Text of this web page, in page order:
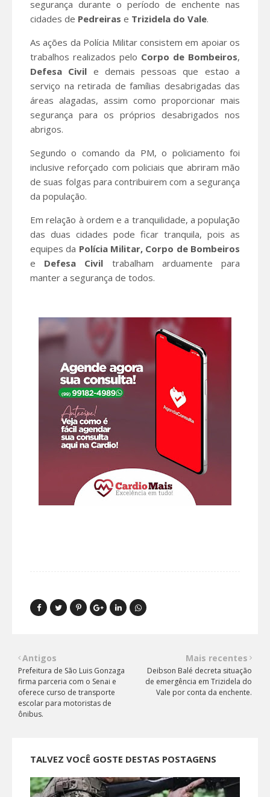
segurança durante o período de enchente nas
cidades de Pedreiras e Trizidela do Vale.
As ações da Polícia Militar consistem em apoiar os
trabalhos realizados pelo Corpo de Bombeiros,
Defesa Civil e demais pessoas que estao a
serviço na retirada de famílias desabrigadas das
áreas alagadas, assim como proporcionar mais
segurança para os próprios desabrigados nos
abrigos.
Segundo o comando da PM, o policiamento foi
inclusive reforçado com policiais que abriram mão
de suas folgas para contribuirem com a segurança
da população.
Em relação à ordem e a tranquilidade, a população
das duas cidades pode ficar tranquila, pois as
equipes da Polícia Militar, Corpo de Bombeiros
e Defesa Civil trabalham arduamente para
manter a segurança de todos.
Mais recentes
Deibson Balé decreta situação
de emergência em Trizidela do
Vale por conta da enchente.
Antigos
Prefeitura de São Luis Gonzaga
firma parceria com o Senai e
oferece curso de transporte
escolar para motoristas de
ônibus.
TALVEZ VOCÊ GOSTE DESTAS POSTAGENS